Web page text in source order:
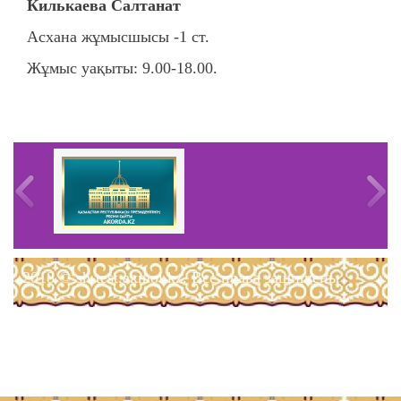
Килькаева Салтанат
Асхана жұмысшысы -1 ст.
Жұмыс уақыты: 9.00-18.00.
2018 © sh-test.akmol.kz. Все права защищены